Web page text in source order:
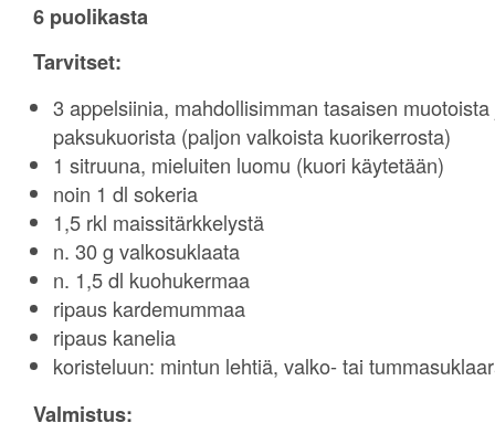
6 puolikasta
Tarvitset:
3 appelsiinia, mahdollisimman tasaisen
paksukuorista (paljon valkoista kuorikerrosta)
1 sitruuna, mieluiten luomu (kuori käytetään)
noin 1 dl sokeria
1,5 rkl maissitärkkelystä
n. 30 g valkosuklaata
n. 1,5 dl kuohukermaa
ripaus kardemummaa
ripaus kanelia
koristeluun: mintun lehtiä, valko- tai
Valmistus: